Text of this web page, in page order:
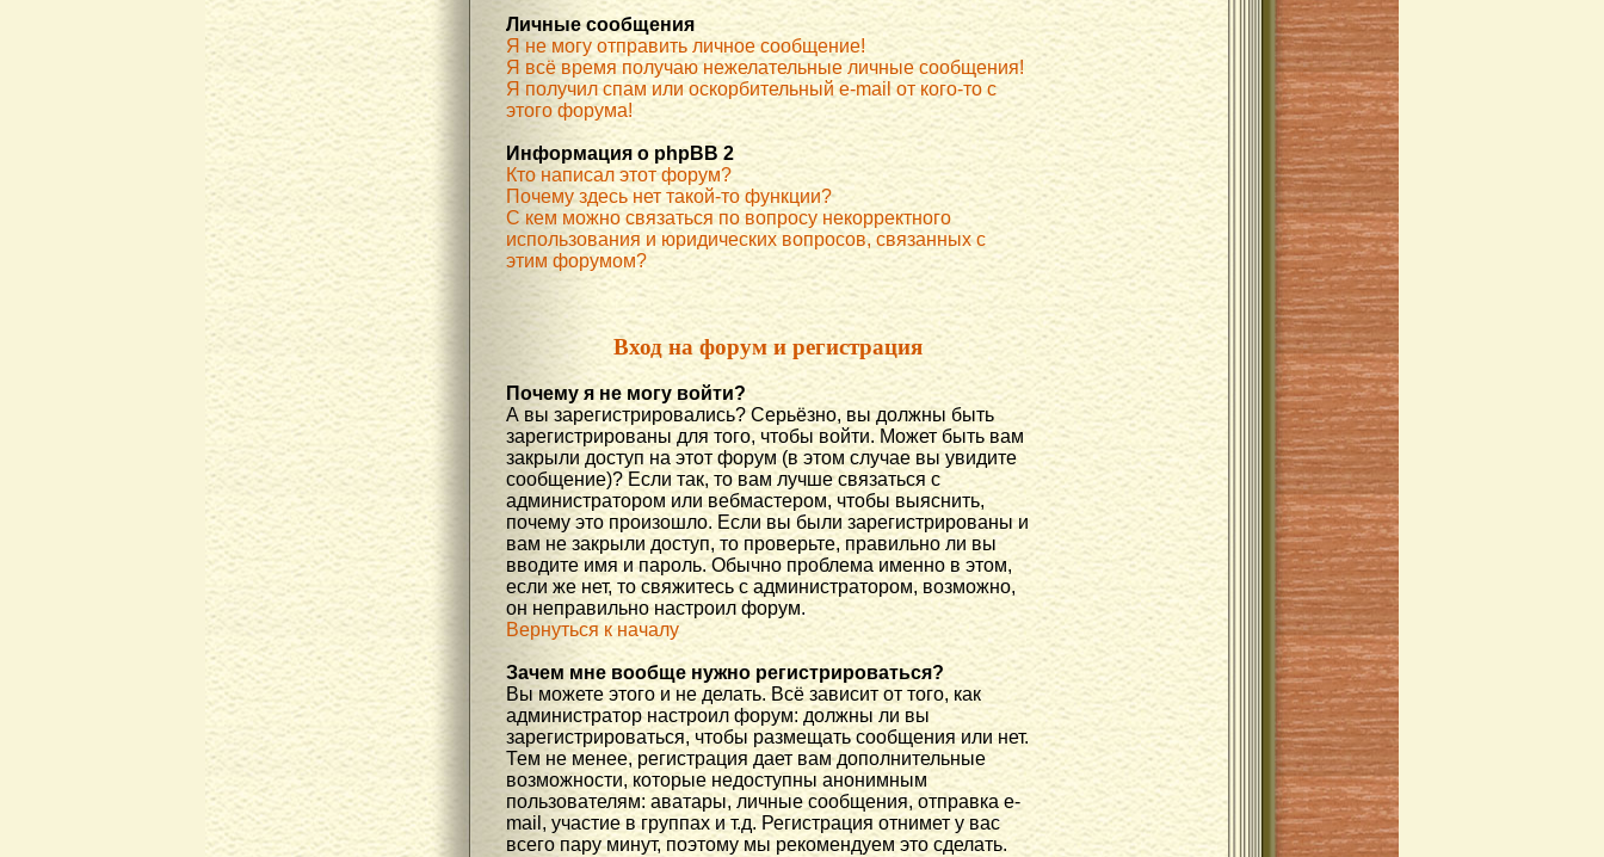
Личные сообщения
Я не могу отправить личное сообщение!
Я всё время получаю нежелательные личные сообщения!
Я получил спам или оскорбительный e-mail от кого-то с
этого форума!
Информация о phpBB 2
Кто написал этот форум?
Почему здесь нет такой-то функции?
С кем можно связаться по вопросу некорректного
использования и юридических вопросов, связанных с
этим форумом?
Вход на форум и регистрация
Почему я не могу войти?
А вы зарегистрировались? Серьёзно, вы должны быть
зарегистрированы для того, чтобы войти. Может быть вам
закрыли доступ на этот форум (в этом случае вы увидите
сообщение)? Если так, то вам лучше связаться с
администратором или вебмастером, чтобы выяснить,
почему это произошло. Если вы были зарегистрированы и
вам не закрыли доступ, то проверьте, правильно ли вы
вводите имя и пароль. Обычно проблема именно в этом,
если же нет, то свяжитесь с администратором, возможно,
он неправильно настроил форум.
Вернуться к началу
Зачем мне вообще нужно регистрироваться?
Вы можете этого и не делать. Всё зависит от того, как
администратор настроил форум: должны ли вы
зарегистрироваться, чтобы размещать сообщения или нет.
Тем не менее, регистрация дает вам дополнительные
возможности, которые недоступны анонимным
пользователям: аватары, личные сообщения, отправка e-
mail, участие в группах и т.д. Регистрация отнимет у вас
всего пару минут, поэтому мы рекомендуем это сделать.